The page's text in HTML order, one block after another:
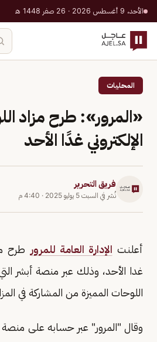
الأحد، 9 أغسطس 2026 · 26 صفر 1448 هـ
المحليات
«المرور»: طرح مزاد
الإلكتروني غدًا الأحد
فريق التحرير
نُشر في السبت 5 يوليو 2025 · 4:40 م
أعلنت الإدارة العامة للمرور طرح
غدا الأحد، وذلك عبر منصة أبشر
اللوحات المميزة من المشاركة في
وقال "المرور" عبر حسابه على